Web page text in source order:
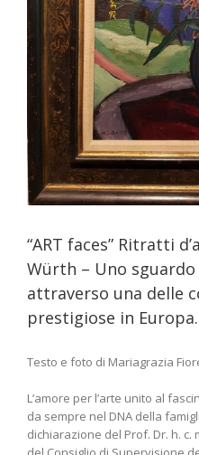
“ART faces” Ritratti
Würth – Uno
attraverso una delle
prestigiose in Europa.
Testo e foto di Mariagrazia
L’amore per l’arte unito al
da sempre nel DNA della
dichiarazione del Prof. Dr. h.